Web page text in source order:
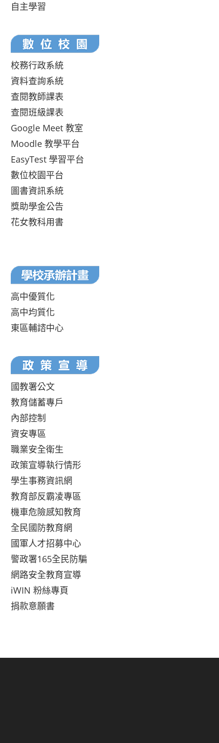
自主學習
校務行政系統
資料查詢系統
查閱教師課表
查閱班級課表
Google Meet 教室
Moodle 教學平台
EasyTest 學習平台
數位校園平台
圖書資訊系統
獎助學金公告
花女教科用書
高中優質化
高中均質化
東區輔諮中心
國教署公文
教育儲蓄專戶
內部控制
資安專區
職業安全衛生
政策宣導執行情形
學生事務資訊網
教育部反霸凌專區
機車危險感知教育
全民國防教育網
國軍人才招募中心
警政署165全民防騙
網路安全教育宣導
iWIN 粉絲專頁
捐款意願書